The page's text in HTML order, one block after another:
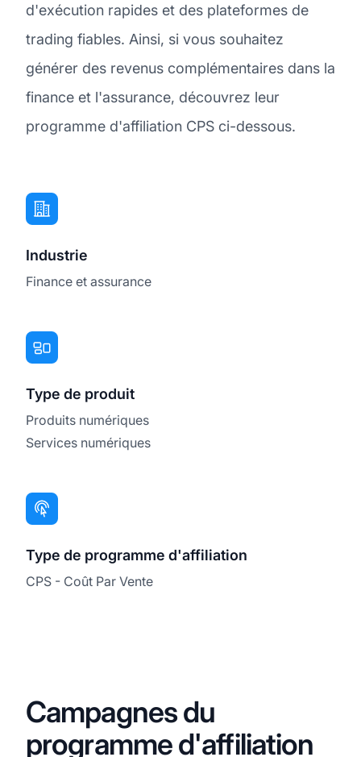
d'exécution rapides et des plateformes de
trading fiables. Ainsi, si vous souhaitez
générer des revenus complémentaires dans la
finance et l'assurance, découvrez leur
programme d'affiliation CPS ci-dessous.
Industrie
Finance et assurance
Type de produit
Produits numériques
Services numériques
Type de programme d'affiliation
CPS - Coût Par Vente
Campagnes du
programme d'affiliation